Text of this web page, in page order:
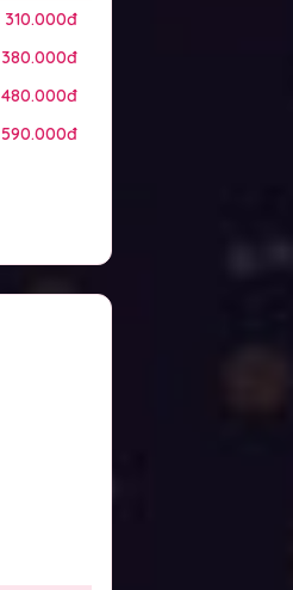
310.000đ
380.000đ
480.000đ
590.000đ